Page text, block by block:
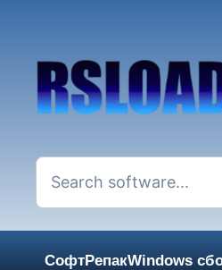
СофтРепакWindows